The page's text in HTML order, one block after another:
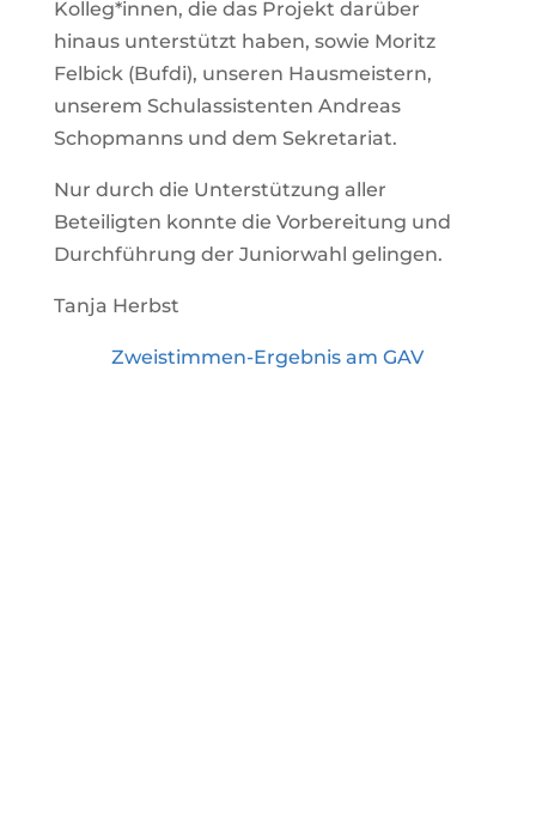
Kolleg*innen, die das Projekt darüber
hinaus unterstützt haben, sowie Moritz
Felbick (Bufdi), unseren Hausmeistern,
unserem Schulassistenten Andreas
Schopmanns und dem Sekretariat.
Nur durch die Unterstützung aller
Beteiligten konnte die Vorbereitung und
Durchführung der Juniorwahl gelingen.
Tanja Herbst
Zweistimmen-Ergebnis am GAV